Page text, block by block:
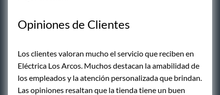
Opiniones de Clientes
Los clientes valoran mucho el servicio que reciben en
Eléctrica Los Arcos. Muchos destacan la amabilidad de
los empleados y la atención personalizada que brindan.
Las opiniones resaltan que la tienda tiene un buen